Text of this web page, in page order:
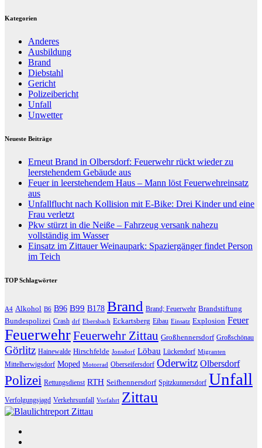
Kategorien
Anderes
Ausbildung
Brand
Diebstahl
Gericht
Polizeibericht
Unfall
Unwetter
Neueste Beiträge
Erneut Brand in Olbersdorf: Feuerwehr rückt wieder zu
leerstehendem Gebäude aus
Feuer in leerstehendem Haus – Mann löst Feuerwehreinsatz
aus
Unfallflucht nach Kollision mit E-Bike: Drei Kinder und eine
Frau verletzt
Pkw stürzt in die Neiße – Fahrzeug versank nahezu
vollständig im Wasser
Einsatz im Zittauer Weinaupark: Spaziergänger findet Person
im Teich
TOP Schlagwörter
A4 Alkohol B6 B96 B99 B178 Brand Brand; Feuerwehr Brandstiftung
Bundespolizei Crash drf Ebersbach Eckartsberg Eibau Einsatz Explosion Feuer
FeuerwehrFeuerwehr Zittau Großhennersdorf Großschönau
Görlitz Hainewalde Hirschfelde Jonsdorf Löbau Lückendorf Migranten
Mittelherwigsdorf Moped Motorrad Oberseifersdorf Oderwitz Olbersdorf
Polizei Rettungsdienst RTH Seifhennersdorf Spitzkunnersdorf Unfall
Verfolgungsjagd Verkehrsunfall Vorfahrt Zittau